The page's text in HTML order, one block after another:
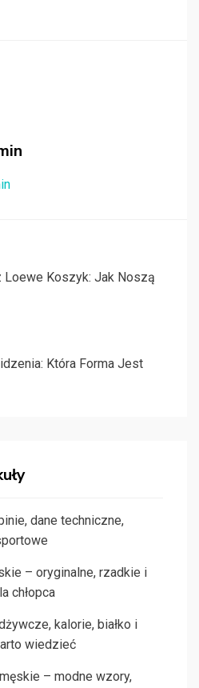
Loewe Koszyk: Jak Noszą
Która Forma Jest
dane techniczne,
– oryginalne, rzadkie i
chłopca
kalorie, białko i
wiedzieć
– modne wzory,